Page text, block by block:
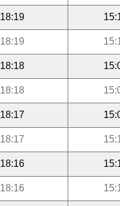
18:19
18:19
18:18
18:18
18:17
18:17
18:16
18:16